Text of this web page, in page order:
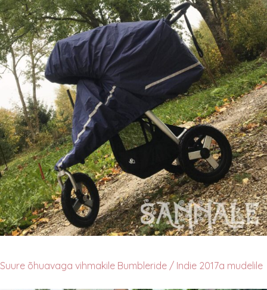
Suure õhuavaga vihmakile Bumbleride / Indie 2017a mudelile